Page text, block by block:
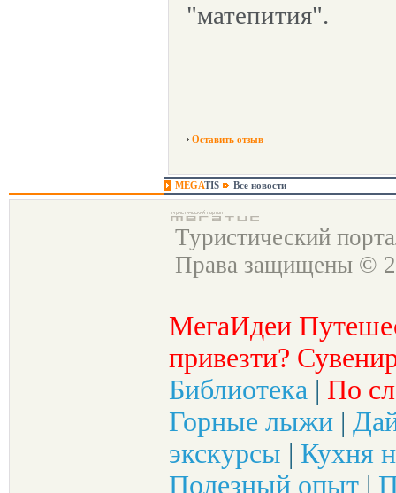
"матепития".
Оставить отзыв
MEGATIS Все новости
Туристический
Права защищены ©
МегаИдеи
привезти?
Библиотека | По
Горные лыжи |
экскурсы | Кухня
Полезный опыт |